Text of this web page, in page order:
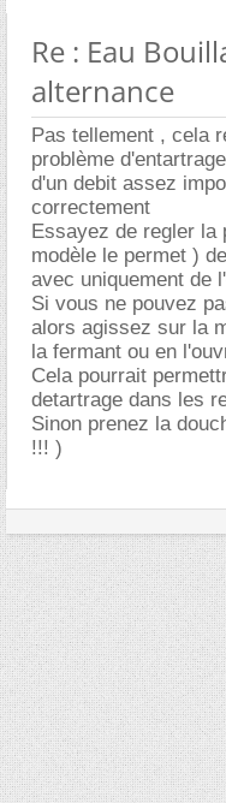
Re : Eau
alternance
Pas tellement , cela
problème
d'un debit assez
correctement
Essayez de regler la
modèle le permet )
avec uniquement de
Si vous ne pouvez
alors agissez sur la
la fermant ou en
Cela pourrait
detartrage dans les
Sinon prenez la
!!! )